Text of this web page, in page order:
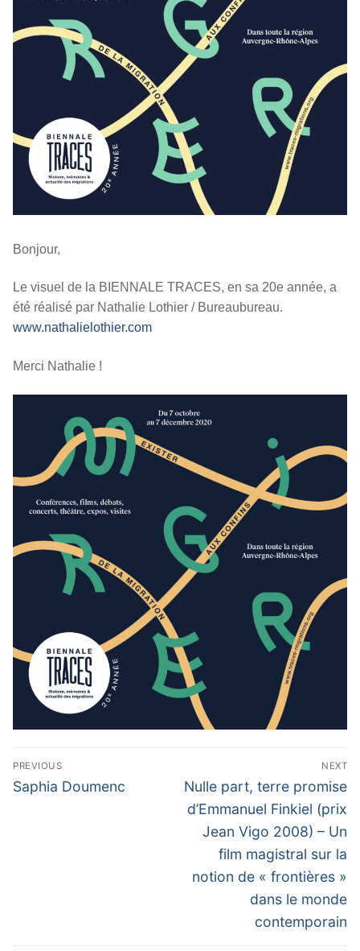
Bonjour,
Le visuel de la BIENNALE TRACES, en sa 20e année, a
été réalisé par Nathalie Lothier / Bureaubureau.
www.nathalielothier.com
Merci Nathalie !
Navigation
de
PREVIOUS
Previous
Saphia Doumenc
NEXT
Next
post:
Nulle part, terre promise
d’Emmanuel Finkiel (prix
Jean Vigo 2008) – Un
film magistral sur la
notion de « frontières »
dans le monde
contemporain